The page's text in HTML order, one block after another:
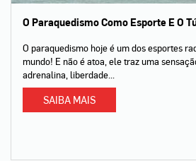
O Paraquedismo Como Esporte E O
O paraquedismo hoje é um dos esportes
mundo! E não é atoa, ele traz uma
adrenalina, liberdade...
SAIBA MAIS